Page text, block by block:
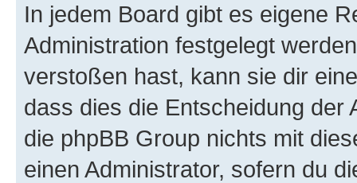
In jedem Board gibt es eigene
Administration festgelegt
verstoßen hast, kann sie dir
dass dies die Entscheidung der
die phpBB Group nichts mit
einen Administrator, sofern du